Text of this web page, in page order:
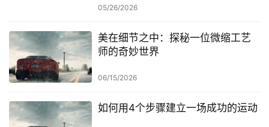
05/26/2026
美在细节之中：探秘一位微缩工艺
师的奇妙世界
06/15/2026
如何用4个步骤建立一场成功的运动